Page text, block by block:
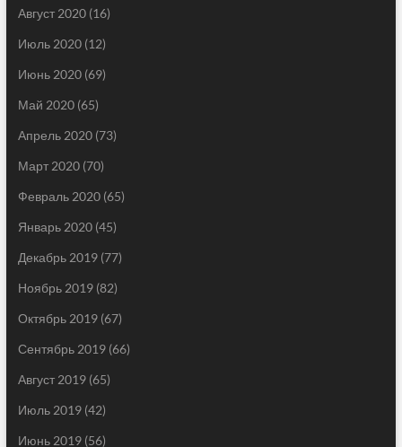
Август 2020(16)
Июль 2020(12)
Июнь 2020(69)
Май 2020(65)
Апрель 2020(73)
Март 2020(70)
Февраль 2020(65)
Январь 2020(45)
Декабрь 2019(77)
Ноябрь 2019(82)
Октябрь 2019(67)
Сентябрь 2019(66)
Август 2019(65)
Июль 2019(42)
Июнь 2019(56)